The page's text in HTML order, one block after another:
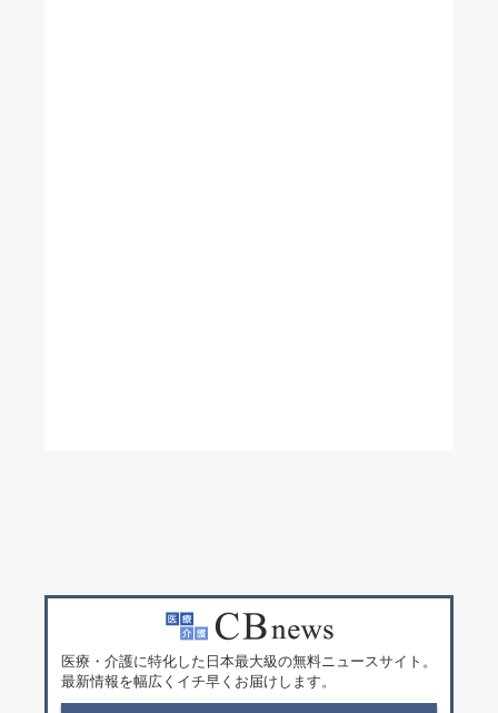
医療・介護に特化した日本最大級の無料ニュースサイト。
最新情報を幅広くイチ早くお届けします。